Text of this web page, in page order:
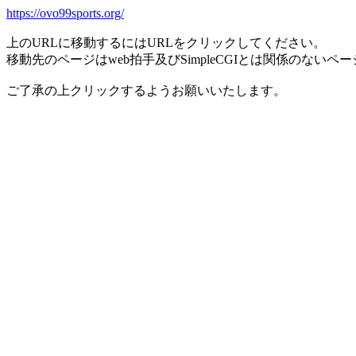
https://ovo99sports.org/
上のURLに移動するにはURLをクリックしてください。
移動先のページはweb拍手及びSimpleCGIとは関係のないペ
ご了承の上クリックするようお願いいたします。